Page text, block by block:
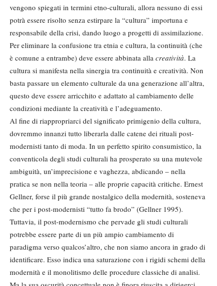
vengono spiegati in termini etno-culturali, allora nessuno di essi
potrà essere risolto senza estirpare la “cultura” importuna e
responsabile della crisi, dando luogo a progetti di assimilazione.
Per eliminare la confusione tra etnia e cultura, la continuità (che
è comune a entrambe) deve essere abbinata alla creatività. La
cultura si manifesta nella sinergia tra continuità e creatività. Non
basta passare un elemento culturale da una generazione all’altra,
questo deve essere arricchito e adattato al cambiamento delle
condizioni mediante la creatività e l’adeguamento.
Al fine di riappropriarci del significato primigenio della cultura,
dovremmo innanzi tutto liberarla dalle catene dei rituali post-
modernisti tanto di moda. In un perfetto spirito consumistico, la
conventicola degli studi culturali ha prosperato su una mutevole
ambiguità, un’imprecisione e vaghezza, abdicando – nella
pratica se non nella teoria – alle proprie capacità critiche. Ernest
Gellner, forse il più grande nostalgico della modernità, sosteneva
che per i post-modernisti “tutto fa brodo” (Gellner 1995).
Tuttavia, il post-modernismo che pervade gli studi culturali
potrebbe essere parte di un più ampio cambiamento di
paradigma verso qualcos’altro, che non siamo ancora in grado di
identificare. Esso indica una saturazione con i rigidi schemi della
modernità e il monolitismo delle procedure classiche di analisi.